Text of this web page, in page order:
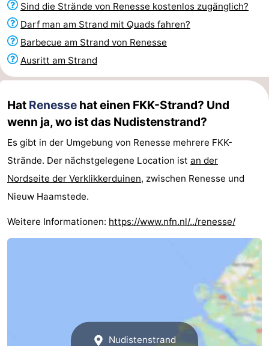
Greve
Port
Zélande
-
Resort
Haamstede
-
Résidence
Hof
van
Haamstede
-
Schouwse
Valleien
-
Soeten
Haert
-
Wijde
Blick
-
Zeeland
Village
-
Zeeuwse
-
Sind die Strände von Renesse kostenlos zugänglich?
Darf man am Strand mit Quads fahren?
Barbecue am Strand von Renesse
Ausritt am Strand
Hat Renesse hat einen FKK-Strand? Und
wenn ja, wo ist das Nudistenstrand?
Es gibt in der Umgebung von Renesse mehrere FKK-
Strände. Der nächstgelegene Location ist an der
Nordseite der Verklikkerduinen, zwischen Renesse und
Nieuw Haamstede.
Weitere Informationen: https://www.nfn.nl/../renesse/
Nudistenstrand